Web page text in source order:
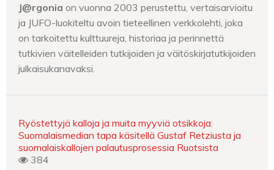
J@rgonia on vuonna 2003 perustettu, vertaisarvioitu
ja JUFO-luokiteltu avoin tieteellinen verkkolehti, joka
on tarkoitettu kulttuureja, historiaa ja perinnettä
tutkivien väitelleiden tutkijoiden ja väitöskirjatutkijoiden
julkaisukanavaksi.
Ryöstettyjä kalloja ja muita myyviä otsikkoja:
Suomalaismedian tapa käsitellä Gustaf Retziusta ja
suomalaiskallojen palautusprosessia Ruotsista
384